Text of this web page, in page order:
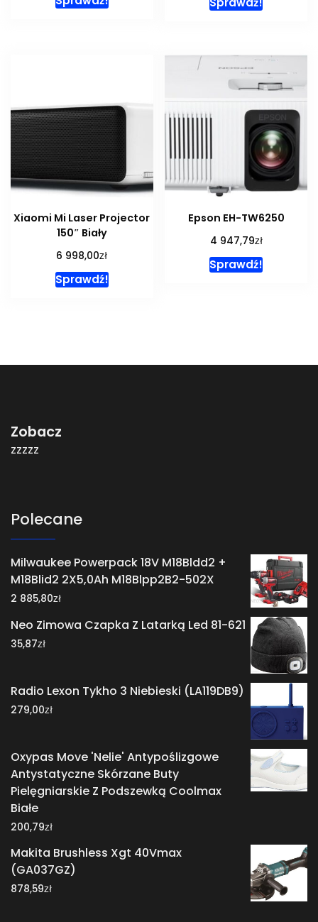
Xiaomi Mi Laser Projector
150″ Biały
6 998,00zł
Sprawdź!
Epson EH-TW6250
4 947,79zł
Sprawdź!
Zobacz
zzzzz
Polecane
Milwaukee Powerpack 18V M18Bldd2 +
M18Blid2 2X5,0Ah M18Blpp2B2-502X
2 885,80zł
Neo Zimowa Czapka Z Latarką Led 81-621
35,87zł
Radio Lexon Tykho 3 Niebieski (LA119DB9)
279,00zł
Oxypas Move 'Nelie' Antypoślizgowe
Antystatyczne Skórzane Buty
Pielęgniarskie Z Podszewką Coolmax
Białe
200,79zł
Makita Brushless Xgt 40Vmax
(GA037GZ)
878,59zł